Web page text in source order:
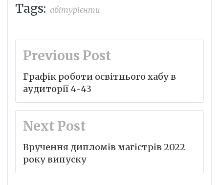
Tags: абітурієнти
Навігація
записів
Previous Post
Графік роботи освітнього хабу в
аудиторії 4-43
Next Post
Вручення дипломів магістрів 2022
року випуску